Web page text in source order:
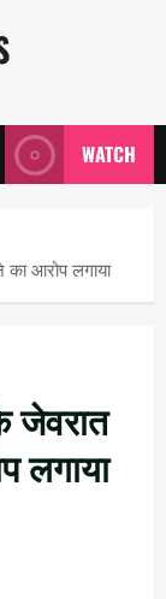
WATCH
आरोप लगाया
लगाया